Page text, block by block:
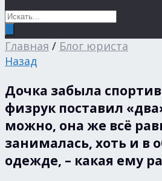
Главная / Блог юриста
Назад
Дочка забыла
физрук поставил
можно, она же всё
занималась, хоть и в
одежде, – какая ему